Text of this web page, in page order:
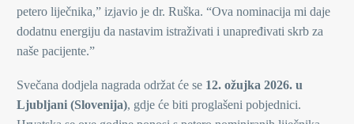
petero liječnika,” izjavio je dr. Ruška. “Ova nominacija mi daje
dodatnu energiju da nastavim istraživati i unapređivati skrb za
naše pacijente.”
Svečana dodjela nagrada održat će se 12. ožujka 2026. u
Ljubljani (Slovenija), gdje će biti proglašeni pobjednici.